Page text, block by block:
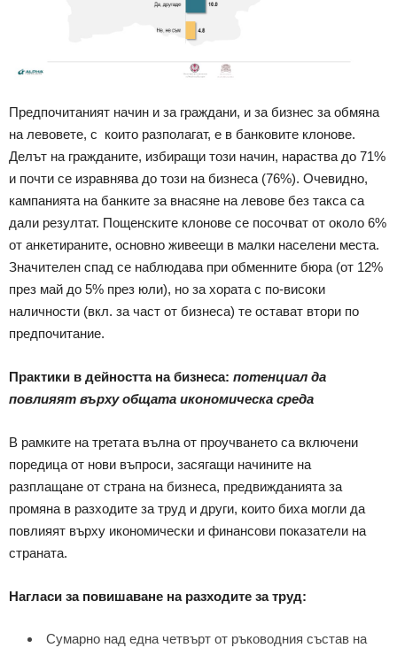
Предпочитаният начин и за граждани, и за бизнес за обмяна
на левовете, с които разполагат, е в банковите клонове.
Делът на гражданите, избиращи този начин, нараства до 71%
и почти се изравнява до този на бизнеса (76%). Очевидно,
кампанията на банките за внасяне на левове без такса са
дали резултат. Пощенските клонове се посочват от около 6%
от анкетираните, основно живеещи в малки населени места.
Значителен спад се наблюдава при обменните бюра (от 12%
през май до 5% през юли), но за хората с по-високи
наличности (вкл. за част от бизнеса) те остават втори по
предпочитание.
Практики в дейността на бизнеса: потенциал да
повлияят върху общата икономическа среда
В рамките на третата вълна от проучването са включени
поредица от нови въпроси, засягащи начините на
разплащане от страна на бизнеса, предвижданията за
промяна в разходите за труд и други, които биха могли да
повлияят върху икономически и финансови показатели на
страната.
Нагласи за повишаване на разходите за труд:
Сумарно над една четвърт от ръководния състав на